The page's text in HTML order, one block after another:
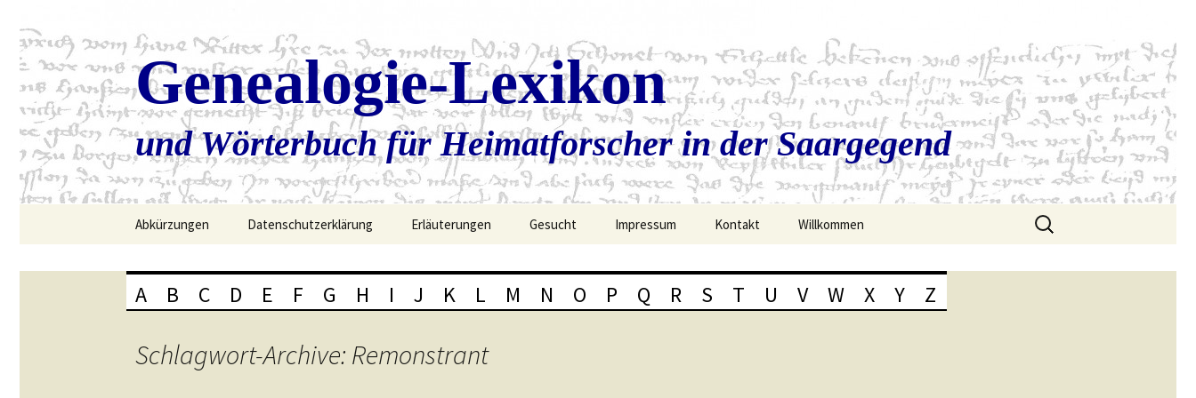
Genealogie-Lexikon
und Wörterbuch für Heimatforscher in der Saargegend
Abkürzungen Datenschutzerklärung Erläuterungen Gesucht Impressum Kontakt Willkommen
Suchen
nach:
A B C D E F G H I J K L M N O P Q R S T U V W X Y Z
Schlagwort-Archive: Remonstrant